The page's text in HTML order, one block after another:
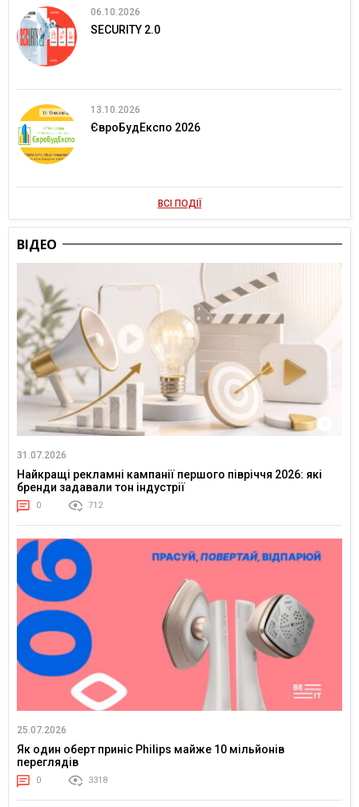
06.10.2026
SECURITY 2.0
13.10.2026
ЄвроБудЕкспо 2026
ВСІ ПОДІЇ
ВІДЕО
31.07.2026
Найкращі рекламні кампанії першого півріччя 2026: які
бренди задавали тон індустрії
0 712
25.07.2026
Як один оберт приніс Philips майже 10 мільйонів
переглядів
0 3318